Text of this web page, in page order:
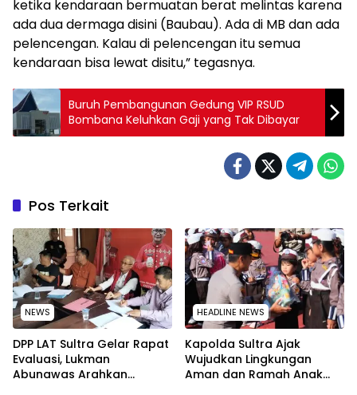
ketika kendaraan bermuatan berat melintas karena
ada dua dermaga disini (Baubau). Ada di MB dan ada
pelencengan. Kalau di pelencengan itu semua
kendaraan bisa lewat disitu,” tegasnya.
Buruh Pembangunan Gedung VIP RSUD
Bombana Keluhkan Gaji yang Tak Dibayar
Pos Terkait
NEWS
‎DPP LAT Sultra Gelar Rapat
Evaluasi, Lukman
Abunawas Arahkan
HEADLINE NEWS
Kapolda Sultra Ajak
Wujudkan Lingkungan
Aman dan Ramah Anak